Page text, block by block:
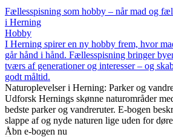
Fællesspisning som hobby – når mad og
i Herning
Hobby
I Herning spirer en ny hobby frem, hvor
går hånd i hånd. Fællesspisning bringer
tværs af generationer og interesser – og
godt måltid.
Naturoplevelser i Herning: Parker og
Udforsk Hernings skønne naturområder
bedste parker og vandreruter. E-bogen
slappe af og nyde naturen lige uden for
Åbn e-bogen nu